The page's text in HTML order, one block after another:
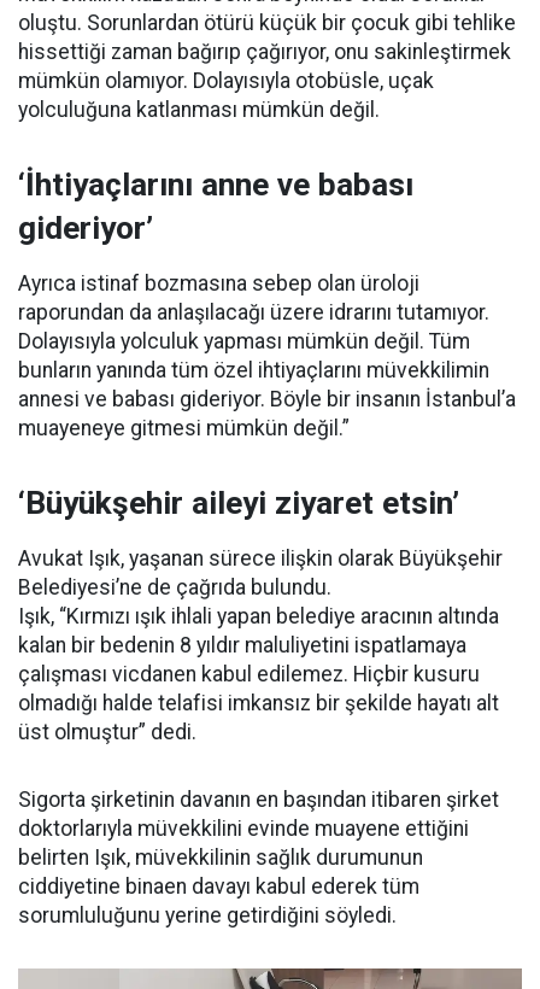
oluştu. Sorunlardan ötürü küçük bir çocuk gibi tehlike
hissettiği zaman bağırıp çağırıyor, onu sakinleştirmek
mümkün olamıyor. Dolayısıyla otobüsle, uçak
yolculuğuna katlanması mümkün değil.
‘İhtiyaçlarını anne ve babası
gideriyor’
Ayrıca istinaf bozmasına sebep olan üroloji
raporundan da anlaşılacağı üzere idrarını tutamıyor.
Dolayısıyla yolculuk yapması mümkün değil. Tüm
bunların yanında tüm özel ihtiyaçlarını müvekkilimin
annesi ve babası gideriyor. Böyle bir insanın İstanbul’a
muayeneye gitmesi mümkün değil.”
‘Büyükşehir aileyi ziyaret etsin’
Avukat Işık, yaşanan sürece ilişkin olarak Büyükşehir
Belediyesi’ne de çağrıda bulundu.
Işık, “Kırmızı ışık ihlali yapan belediye aracının altında
kalan bir bedenin 8 yıldır maluliyetini ispatlamaya
çalışması vicdanen kabul edilemez. Hiçbir kusuru
olmadığı halde telafisi imkansız bir şekilde hayatı alt
üst olmuştur” dedi.
Sigorta şirketinin davanın en başından itibaren şirket
doktorlarıyla müvekkilini evinde muayene ettiğini
belirten Işık, müvekkilinin sağlık durumunun
ciddiyetine binaen davayı kabul ederek tüm
sorumluluğunu yerine getirdiğini söyledi.